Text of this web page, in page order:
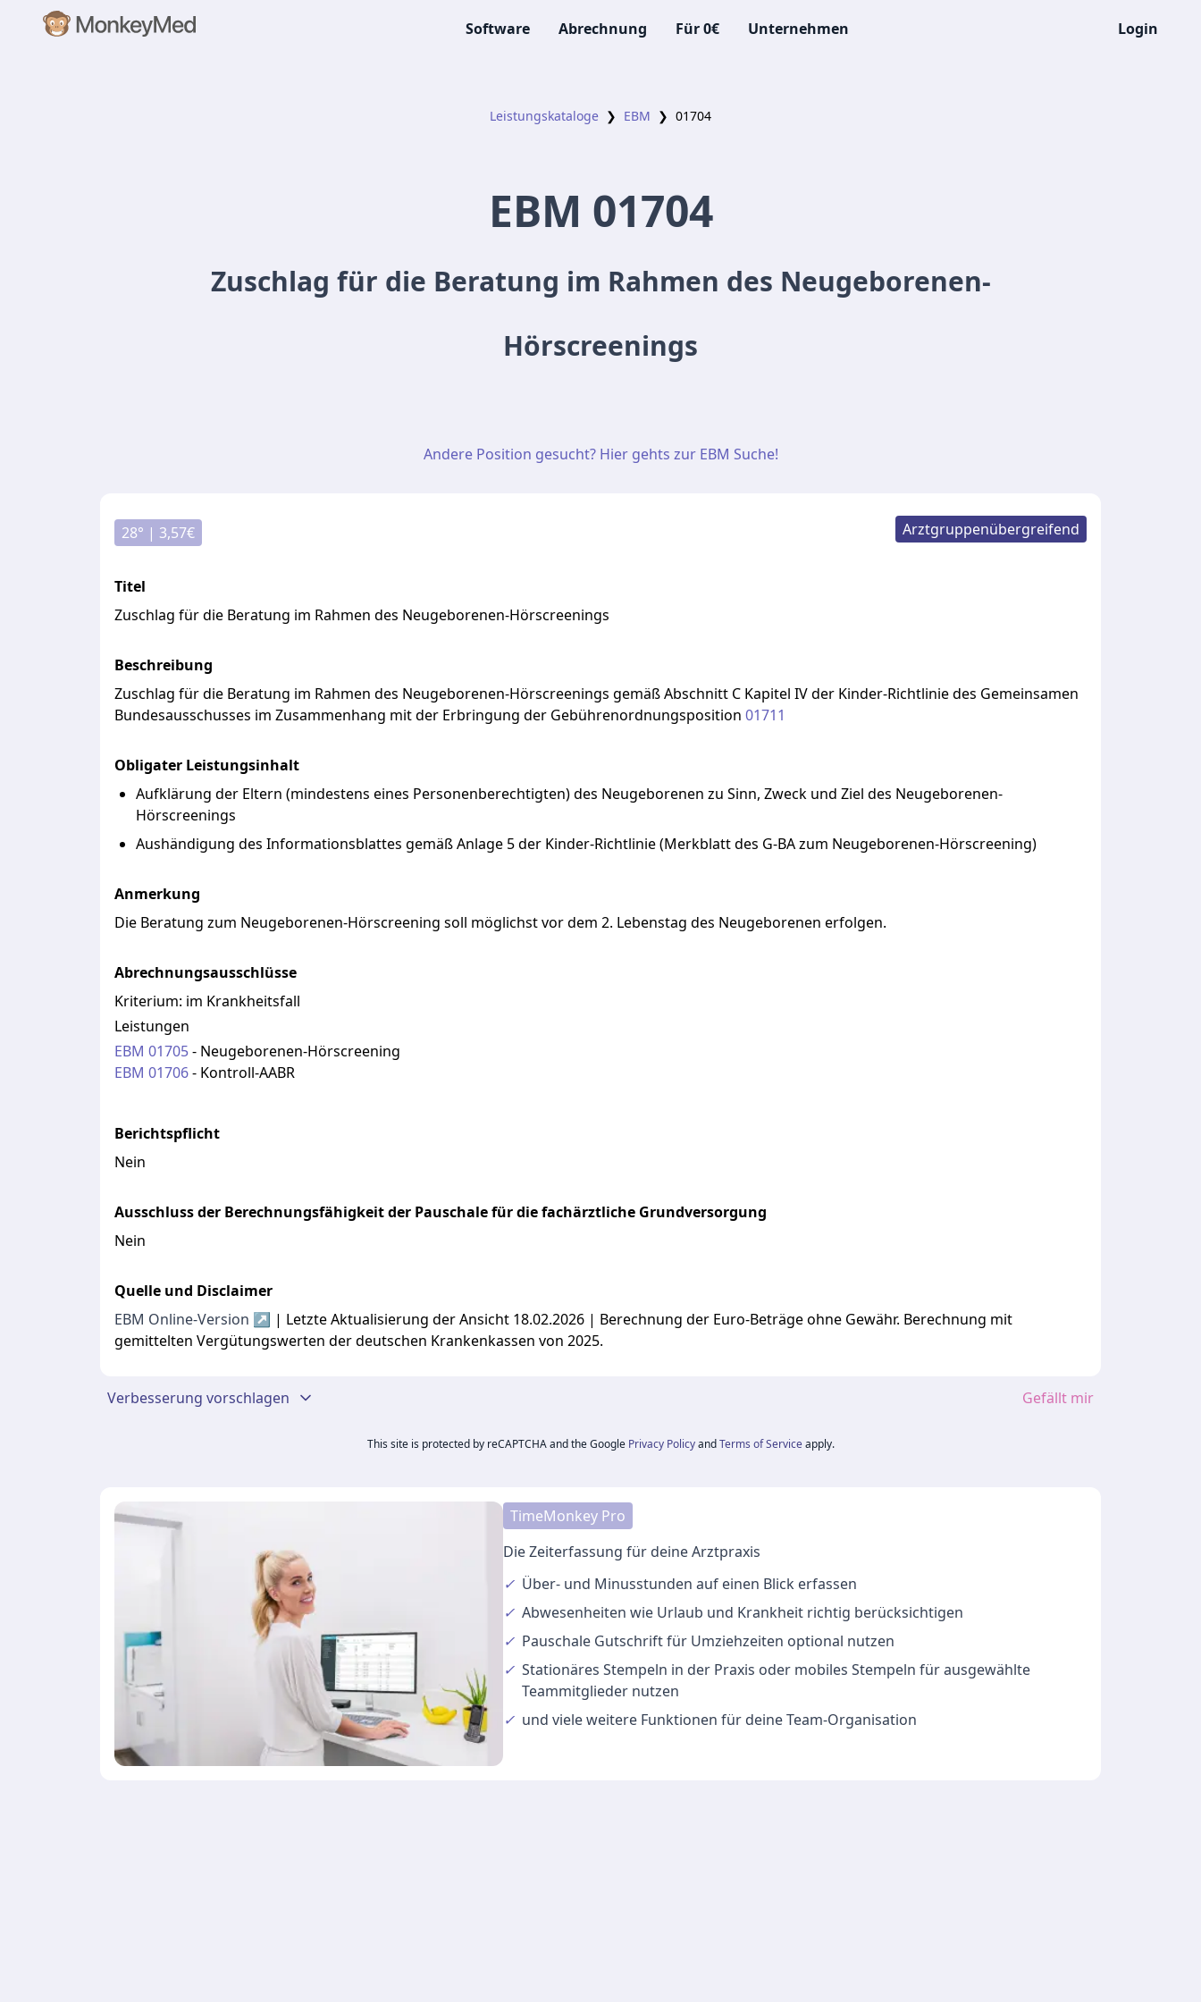
Software Abrechnung Für 0€ Unternehmen Login
Leistungskataloge ❯ EBM ❯ 01704
EBM 01704
Zuschlag für die Beratung im Rahmen des Neugeborenen-
Hörscreenings
Andere Position gesucht? Hier gehts zur EBM Suche!
28° | 3,57€ Arztgruppenübergreifend
Titel
Zuschlag für die Beratung im Rahmen des Neugeborenen-Hörscreenings
Beschreibung
Zuschlag fürdie Beratung im Rahmen des Neugeborenen-Hörscreenings gemäßAbschnitt C Kapitel IVder Kinder-Richtliniedes Gemeinsamen
Bundesausschusses im Zusammenhang mitder Erbringung der Gebührenordnungsposition 01711
Obligater Leistungsinhalt
Aufklärung der Eltern (mindestens eines Personenberechtigten) des Neugeborenen zu Sinn, Zweck und Ziel des Neugeborenen-
Hörscreenings
Aushändigung des Informationsblattes gemäß Anlage 5 der Kinder-Richtlinie (Merkblatt des G-BA zum Neugeborenen-Hörscreening)
Anmerkung
Die Beratung zum Neugeborenen-Hörscreening soll möglichstvordem 2. Lebenstag des Neugeborenen erfolgen.
Abrechnungsausschlüsse
Kriterium: im Krankheitsfall
Leistungen
EBM 01705- Neugeborenen-Hörscreening
EBM 01706- Kontroll-AABR
Berichtspflicht
Nein
Ausschluss der Berechnungsfähigkeit der Pauschale für die fachärztliche Grundversorgung
Nein
Quelle und Disclaimer
EBM Online-Version ↗ | Letzte Aktualisierung der Ansicht 18.02.2026 | Berechnung der Euro-Beträge ohne Gewähr. Berechnung mit
gemittelten Vergütungswerten der deutschen Krankenkassen von 2025.
Verbesserung vorschlagen Gefällt mir
This site is protected by reCAPTCHA and the Google Privacy Policy and Terms of Service apply.
TimeMonkey Pro
Die Zeiterfassung für deine Arztpraxis
✓ Über- und Minusstunden auf einen Blick erfassen
✓ Abwesenheitenwie Urlaub und Krankheit richtig berücksichtigen
✓ Pauschale Gutschriftfür Umziehzeiten optional nutzen
✓ Stationäres Stempeln in der Praxis oder mobiles Stempeln für ausgewählte
Teammitglieder nutzen
✓ und vieleweitere Funktionenfür deine Team-Organisation